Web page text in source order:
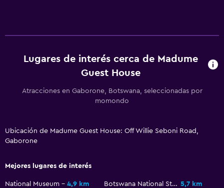
Lugares de interés cerca de Madume
Guest House
Atracciones en Gaborone, Botswana, seleccionadas por
momondo
Ubicación de Madume Guest House: Off Willie Seboni Road,
Gaborone
Mejores lugares de interés
National Museum 4,9 km Botswana National Stadium 5,7 km